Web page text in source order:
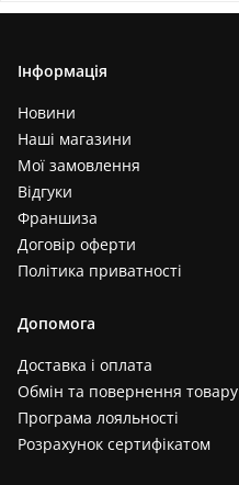
Інформація
Новини
Наші магазини
Мої замовлення
Відгуки
Франшиза
Договір оферти
Політика приватності
Допомога
Доставка і оплата
Обмін та повернення товару
Програма лояльності
Розрахунок сертифікатом